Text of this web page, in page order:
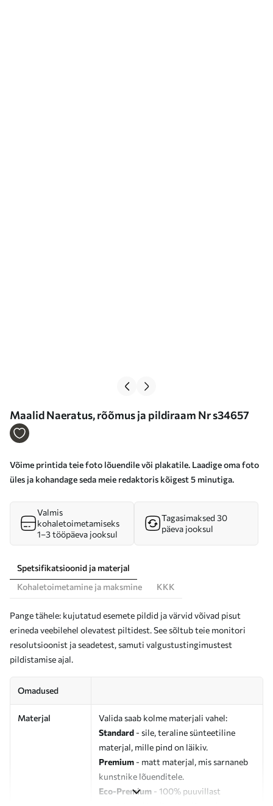
Maalid Naeratus, rõõmus ja pildiraam Nr s34657
Võime printida teie foto lõuendile või plakatile. Laadige oma foto
üles ja kohandage seda meie redaktoris kõigest 5 minutiga.
Valmis
kohaletoimetamiseks
1–3 tööpäeva jooksul
Tagasimaksed 30
päeva jooksul
Spetsifikatsioonid ja materjal
Kohaletoimetamine ja maksmine
KKK
Pange tähele: kujutatud esemete pildid ja värvid võivad pisut
erineda veebilehel olevatest piltidest. See sõltub teie monitori
resolutsioonist ja seadetest, samuti valgustustingimustest
pildistamise ajal.
Omadused
Materjal
Valida saab kolme materjali vahel:
Standard - sile, teraline sünteetiline
materjal, mille pind on läikiv.
Premium - matt materjal, mis sarnaneb
kunstnike lõuenditele.
Eco-Premium - 100% puuvillast